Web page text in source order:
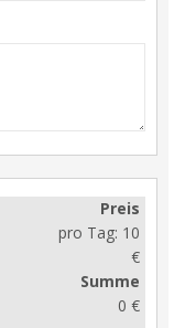
Preis
pro Tag: 10
€
Summe
0 €